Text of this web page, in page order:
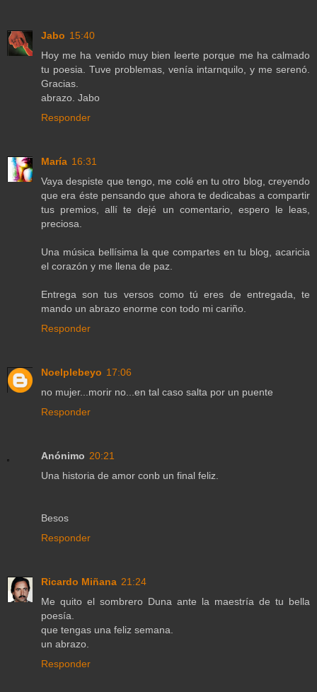
Jabo 15:40
Hoy me ha venido muy bien leerte porque me ha calmado
tu poesia. Tuve problemas, venía intarnquilo, y me serenó.
Gracias.
abrazo. Jabo
Responder
María 16:31
Vaya despiste que tengo, me colé en tu otro blog, creyendo
que era éste pensando que ahora te dedicabas a compartir
tus premios, allí te dejé un comentario, espero le leas,
preciosa.
Una música bellísima la que compartes en tu blog, acaricia
el corazón y me llena de paz.
Entrega son tus versos como tú eres de entregada, te
mando un abrazo enorme con todo mi cariño.
Responder
Noelplebeyo 17:06
no mujer...morir no...en tal caso salta por un puente
Responder
Anónimo 20:21
Una historia de amor conb un final feliz.
Besos
Responder
Ricardo Miñana 21:24
Me quito el sombrero Duna ante la maestría de tu bella
poesía.
que tengas una feliz semana.
un abrazo.
Responder